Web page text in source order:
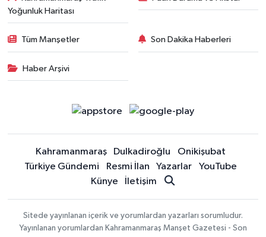
Yoğunluk Haritası
Tüm Manşetler Son Dakika Haberleri
Haber Arşivi
Kahramanmaraş Dulkadiroğlu
Onikişubat
Türkiye Gündemi
Resmi İlan Yazarlar
YouTube
Künye
İletişim
Sitede yayınlanan içerik ve yorumlardan yazarları sorumludur.
Yayınlanan yorumlardan Kahramanmaraş Manşet Gazetesi - Son